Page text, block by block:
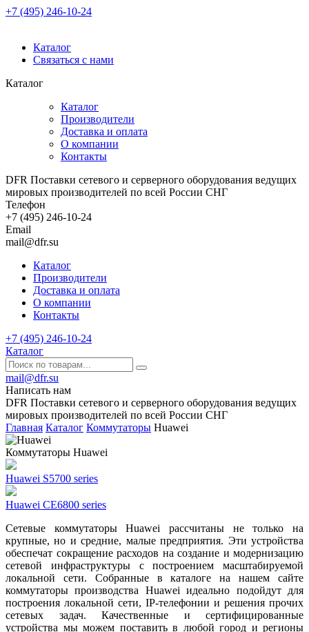
+7 (495) 246-10-24
Каталог
Связаться с нами
Каталог
Каталог
Производители
Доставка и оплата
О компании
Контакты
DFR Поставки сетевого и серверного оборудования ведущих
мировых производителей по всей России СНГ
Телефон
+7 (495) 246-10-24
Email
mail@dfr.su
Каталог
Производители
Доставка и оплата
О компании
Контакты
+7 (495) 246-10-24
Каталог
mail@dfr.su
Написать нам
DFR Поставки сетевого и серверного оборудования ведущих
мировых производителей по всей России СНГ
Главная Каталог Коммутаторы Huawei
Коммутаторы Huawei
Huawei S5700 series
Huawei CE6800 series
Сетевые коммутаторы Huawei рассчитаны не только на
крупные, но и средние, малые предприятия. Эти устройства
обеспечат сокращение расходов на создание и модернизацию
сетевой инфраструктуры с построением масштабируемой
локальной сети. Собранные в каталоге на нашем сайте
коммутаторы производства Huawei идеально подойдут для
построения локальной сети, IP-телефонии и решения прочих
сетевых задач. Качественные и сертифицированные
устройства мы можем поставить в любой город и регионы